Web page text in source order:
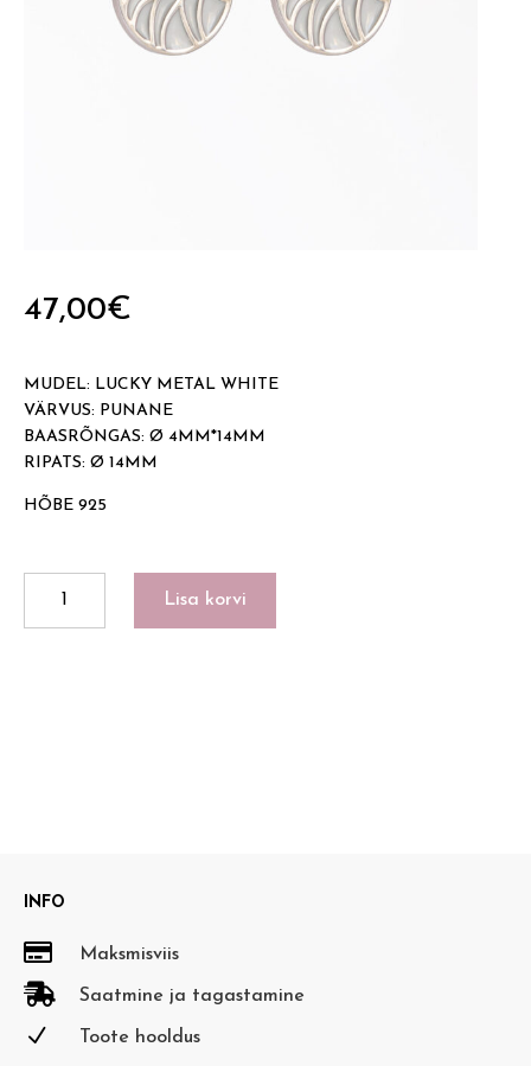
47,00€
MUDEL: LUCKY METAL WHITE
VÄRVUS: PUNANE
BAASRÕNGAS: Ø 4MM*14MM
RIPATS: Ø 14MM
HÕBE 925
METAL
Lisa korvi
INFO
 Maksmisviis
 Saatmine ja tagastamine
N Toote hooldus